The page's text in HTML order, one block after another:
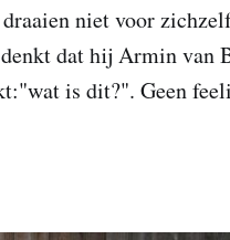
niet voor
dat hij Armin van
is dit?". Geen